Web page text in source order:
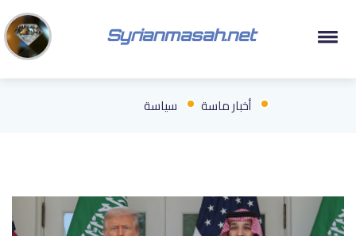
Syrianmasah.net
أخبار ماسة سياسة